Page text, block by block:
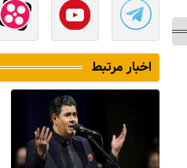
اخبار مرتبط